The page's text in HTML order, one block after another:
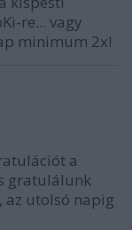
re... vagy
minimum 2x!
a
gratulálunk
az utolsó napig